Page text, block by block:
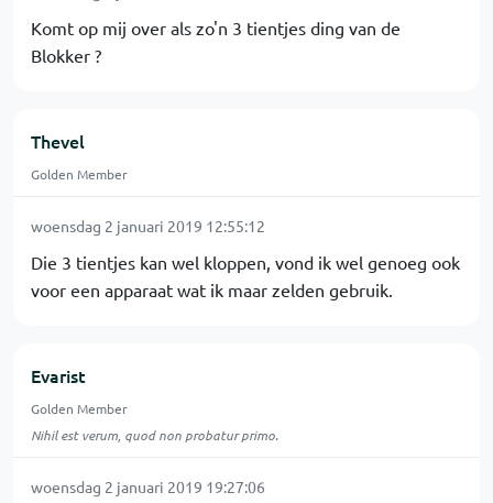
Komt op mij over als zo'n 3 tientjes ding van de
Blokker ?
Thevel
Golden Member
woensdag 2 januari 2019 12:55:12
Die 3 tientjes kan wel kloppen, vond ik wel genoeg ook
voor een apparaat wat ik maar zelden gebruik.
Evarist
Golden Member
Nihil est verum, quod non probatur primo.
woensdag 2 januari 2019 19:27:06